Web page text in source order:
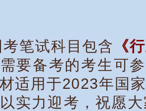
考笔试科目包含
《
需要备考的考生可
适用于2023年国
以实力迎考，祝愿